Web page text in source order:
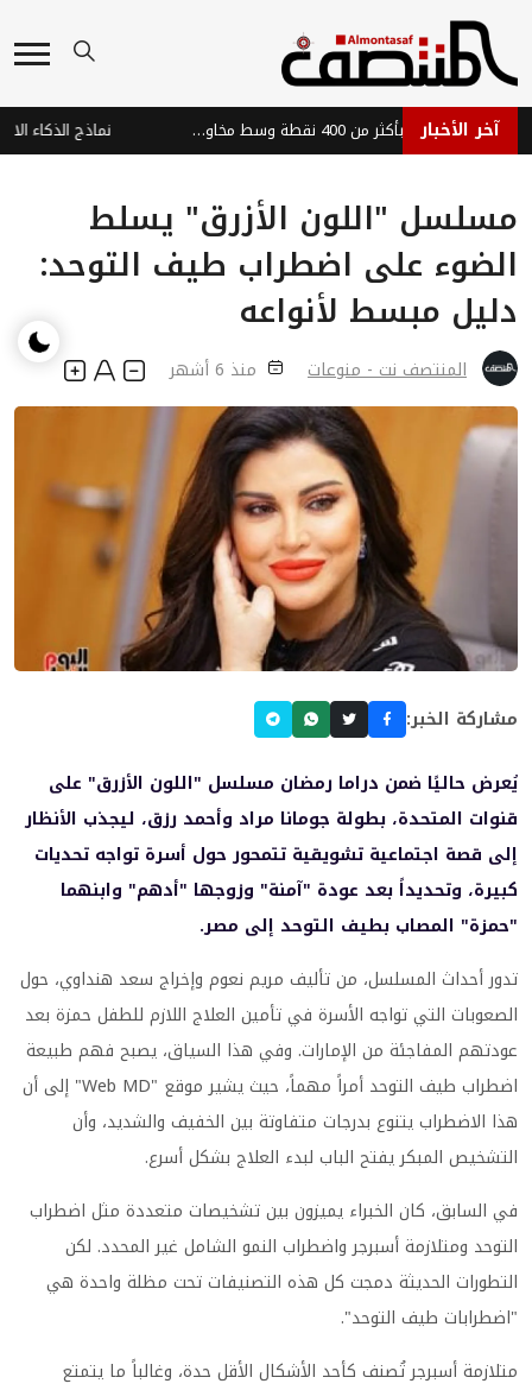
آخر الأخبار مؤشر داو جونز يهوي بأكثر من 400 نقطة وسط مخاوف المستثمرين
مسلسل "اللون الأزرق" يسلط
الضوء على اضطراب طيف التوحد:
دليل مبسط لأنواعه
المنتصف نت - منوعات منذ 6 أشهر
مشاركة الخبر:
يُعرض حاليًا ضمن دراما رمضان مسلسل "اللون الأزرق" على
قنوات المتحدة، بطولة جومانا مراد وأحمد رزق، ليجذب الأنظار
إلى قصة اجتماعية تشويقية تتمحور حول أسرة تواجه تحديات
كبيرة، وتحديداً بعد عودة "آمنة" وزوجها "أدهم" وابنهما
"حمزة" المصاب بطيف التوحد إلى مصر.
تدور أحداث المسلسل، من تأليف مريم نعوم وإخراج سعد هنداوي، حول
الصعوبات التي تواجه الأسرة في تأمين العلاج اللازم للطفل حمزة بعد
عودتهم المفاجئة من الإمارات. وفي هذا السياق، يصبح فهم طبيعة
اضطراب طيف التوحد أمراً مهماً، حيث يشير موقع "Web MD" إلى أن
هذا الاضطراب يتنوع بدرجات متفاوتة بين الخفيف والشديد، وأن
التشخيص المبكر يفتح الباب لبدء العلاج بشكل أسرع.
في السابق، كان الخبراء يميزون بين تشخيصات متعددة مثل اضطراب
التوحد ومتلازمة أسبرجر واضطراب النمو الشامل غير المحدد. لكن
التطورات الحديثة دمجت كل هذه التصنيفات تحت مظلة واحدة هي
"اضطرابات طيف التوحد".
متلازمة أسبرجر تُصنف كأحد الأشكال الأقل حدة، وغالباً ما يتمتع